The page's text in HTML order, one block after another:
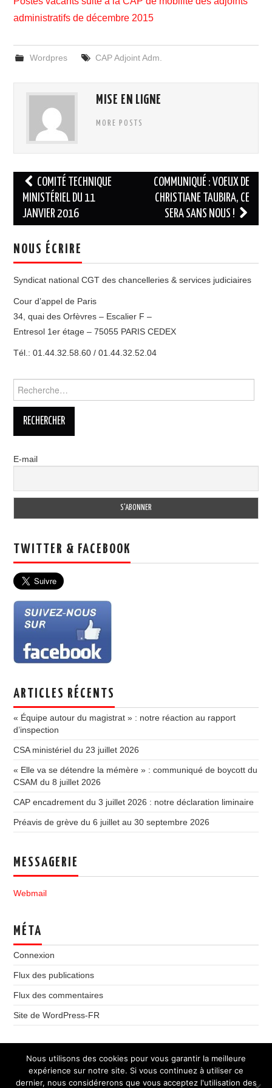
ESPACE MILITANT
administratifs de décembre 2015
Wordpres CAP Adjoint Adm.
MISE EN LIGNE
MORE POSTS
Navigation
des
articles
COMITÉ TECHNIQUE
MINISTÉRIEL DU 11
JANVIER 2016
COMMUNIQUÉ : VOEUX DE
CHRISTIANE TAUBIRA, CE
SERA SANS NOUS !
NOUS ÉCRIRE
Syndicat national CGT des chancelleries & services judiciaires
Cour d’appel de Paris
34, quai des Orfèvres – Escalier F –
Entresol 1er étage – 75055 PARIS CEDEX
Tél.: 01.44.32.58.60 / 01.44.32.52.04
E-mail
TWITTER & FACEBOOK
ARTICLES RÉCENTS
« Équipe autour du magistrat » : notre réaction au rapport
d’inspection
CSA ministériel du 23 juillet 2026
« Elle va se détendre la mémère » : communiqué de boycott du
CSAM du 8 juillet 2026
CAP encadrement du 3 juillet 2026 : notre déclaration liminaire
Préavis de grève du 6 juillet au 30 septembre 2026
MESSAGERIE
Webmail
MÉTA
Connexion
Flux des publications
Flux des commentaires
Site de WordPress-FR
© 2026 Syndicat National CGT des Chancelleries & Services
Nous utilisons des cookies pour vous garantir la meilleure
expérience sur notre site. Si vous continuez à utiliser ce
dernier, nous considérerons que vous acceptez l'utilisation des